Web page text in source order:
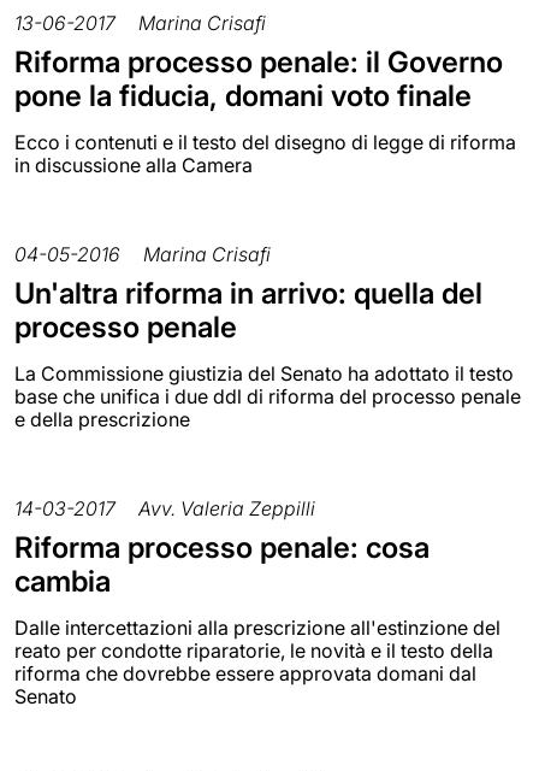
13-06-2017 Marina Crisafi
Riforma processo penale: il Governo
pone la fiducia, domani voto finale
Ecco i contenuti e il testo del disegno di legge di riforma
in discussione alla Camera
04-05-2016 Marina Crisafi
Un'altra riforma in arrivo: quella del
processo penale
La Commissione giustizia del Senato ha adottato il testo
base che unifica i due ddl di riforma del processo penale
e della prescrizione
14-03-2017 Avv. Valeria Zeppilli
Riforma processo penale: cosa
cambia
Dalle intercettazioni alla prescrizione all'estinzione del
reato per condotte riparatorie, le novità e il testo della
riforma che dovrebbe essere approvata domani dal
Senato